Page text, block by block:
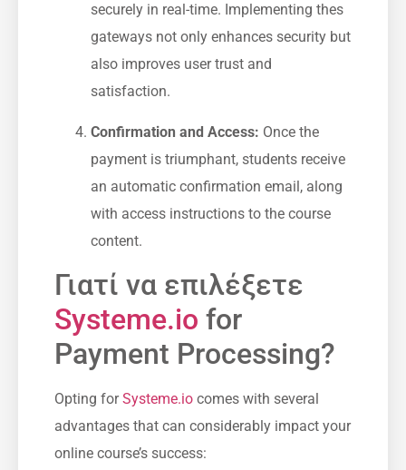
securely in real-time. Implementing thes⁣
gateways not only enhances security but
also improves user trust and⁤
satisfaction.
Confirmation and Access: Once the
payment is triumphant, students receive
an automatic confirmation email, along
with access instructions to the course
content.
Γιατί να επιλέξετε
Systeme.io for
Payment⁤ Processing?
Opting forSysteme.io ⁢comes with several
advantages that can considerably impact ⁢your
online course’s success: